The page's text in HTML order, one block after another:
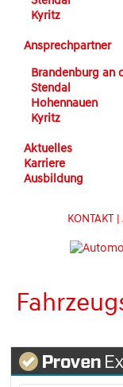
Kyritz
Ansprechpartner
Brandenburg an
Stendal
Hohennauen
Kyritz
Aktuelles
Karriere
Ausbildung
KONTAKT |